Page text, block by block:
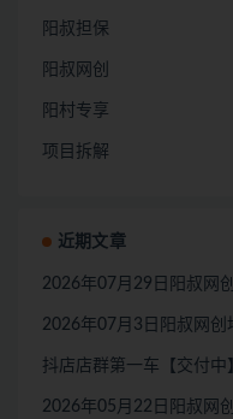
阳叔担保
阳叔网创
阳村专享
项目拆解
近期文章
2026年07月29日阳叔网
2026年07月3日阳叔网创
抖店店群第一车【交付中
2026年05月22日阳叔网